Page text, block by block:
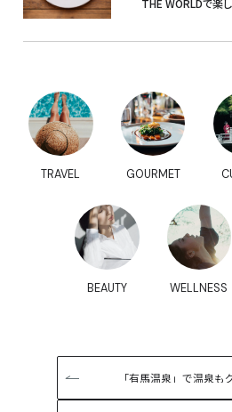
THE WORLDで楽
TRAVEL GOURMET
BEAUTY WELLNESS
「有馬温泉」で温泉